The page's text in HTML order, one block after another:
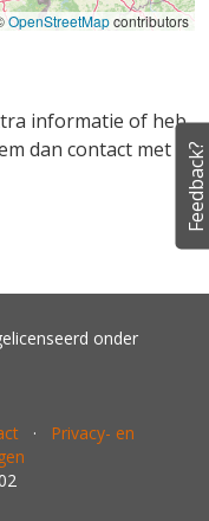
OpenStreetMapcontributors
informatie of heb
dan contact met
onder
· Privacy- en
Feedback?